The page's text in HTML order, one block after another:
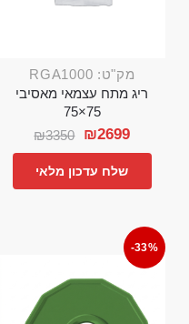
מק"ט: RGA1000
ריג מתח עצמאי מאסיבי
75×75
₪3350 ₪2699
שלח עדכון מלאי
-33%